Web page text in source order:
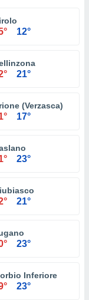
12°
21°
(Verzasca)
17°
23°
21°
23°
Inferiore
23°